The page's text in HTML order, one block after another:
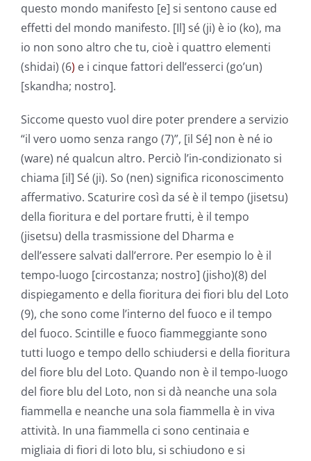
questo mondo manifesto [e] si sentono cause ed
effetti del mondo manifesto. [Il] sé (ji) è io (ko), ma
io non sono altro che tu, cioè i quattro elementi
(shidai) (6) e i cinque fattori dell’esserci (go’un)
[skandha; nostro].
Siccome questo vuol dire poter prendere a servizio
“il vero uomo senza rango (7)”, [il Sé] non è né io
(ware) né qualcun altro. Perciò l’in-condizionato si
chiama [il] Sé (ji). So (nen) significa riconoscimento
affermativo. Scaturire così da sé è il tempo (jisetsu)
della fioritura e del portare frutti, è il tempo
(jisetsu) della trasmissione del Dharma e
dell’essere salvati dall’errore. Per esempio lo è il
tempo-luogo [circostanza; nostro] (jisho)(8) del
dispiegamento e della fioritura dei fiori blu del Loto
(9), che sono come l’interno del fuoco e il tempo
del fuoco. Scintille e fuoco fiammeggiante sono
tutti luogo e tempo dello schiudersi e della fioritura
del fiore blu del Loto. Quando non è il tempo-luogo
del fiore blu del Loto, non si dà neanche una sola
fiammella e neanche una sola fiammella è in viva
attività. In una fiammella ci sono centinaia e
migliaia di fiori di loto blu, si schiudono e si